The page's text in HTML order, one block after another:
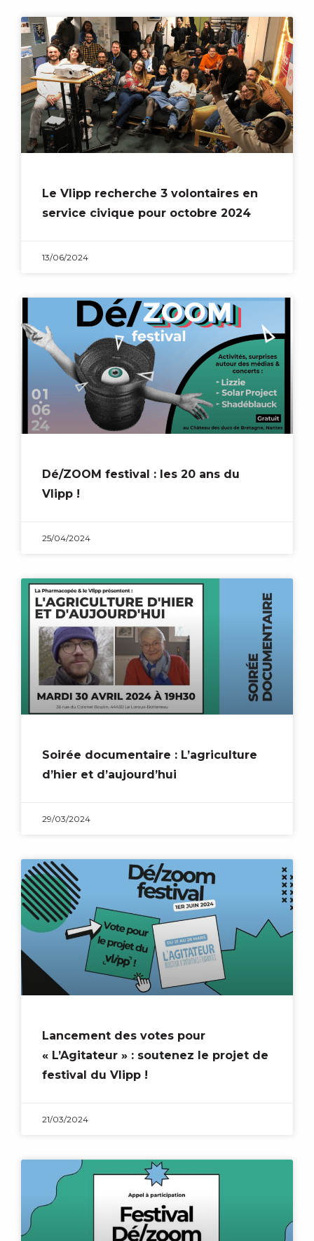
Le Vlipp recherche 3 volontaires en
service civique pour octobre 2024
13/06/2024
Dé/ZOOM festival : les 20 ans du
Vlipp !
25/04/2024
Soirée documentaire : L’agriculture
d’hier et d’aujourd’hui
29/03/2024
Lancement des votes pour
« L’Agitateur » : soutenez le projet de
festival du Vlipp !
21/03/2024